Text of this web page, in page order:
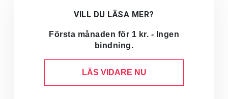
VILL DU LÄSA MER?
Första månaden för 1 kr. - Ingen
bindning.
LÄS VIDARE NU